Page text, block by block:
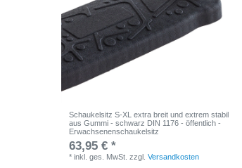
Schaukelsitz S-XL extra breit und extrem stabil
aus Gummi - schwarz DIN 1176 - öffentlich -
Erwachsenenschaukelsitz
63,95 € *
*inkl. ges. MwSt. zzgl.Versandkosten